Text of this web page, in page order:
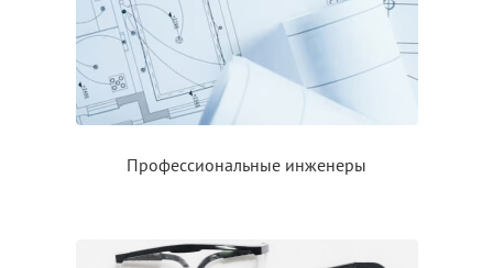
Профессиональные инженеры